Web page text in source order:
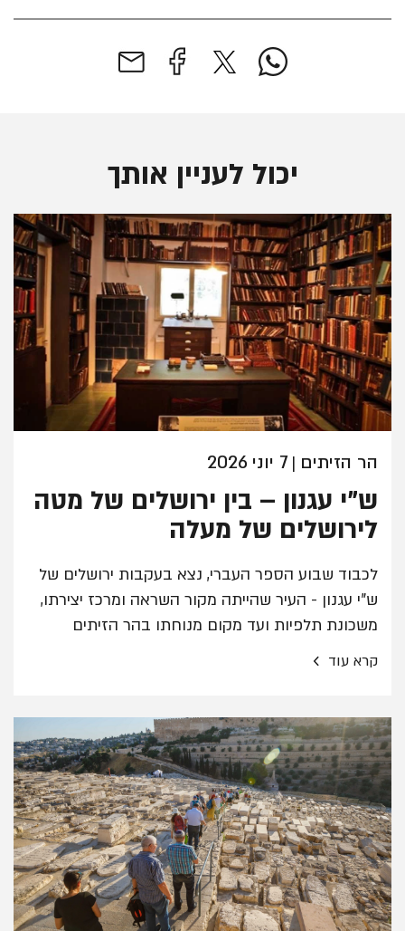
יכול לעניין אותך
הר הזיתים |7 יוני 2026
ש"י עגנון – בין ירושלים של מטה
לירושלים של מעלה
לכבוד שבוע הספר העברי, נצא בעקבות ירושלים של
ש"י עגנון - העיר שהייתה מקור השראה ומרכז יצירתו,
משכונת תלפיות ועד מקום מנוחתו בהר הזיתים
קרא עוד ›